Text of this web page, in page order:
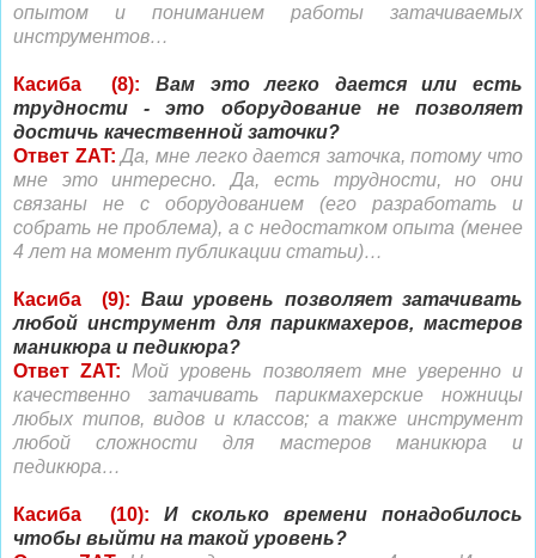
опытом и пониманием работы затачиваемых
инструментов…
Касиба (8):
Вам это легко дается или есть
трудности - это оборудование не позволяет
достичь качественной заточки?
Ответ ZAT: Да, мне легко дается заточка, потому что
мне это интересно. Да, есть трудности, но они
связаны не с оборудованием (его разработать и
собрать не проблема), а с недостатком опыта (менее
4 лет на момент публикации статьи)…
Касиба (9): Ваш уровень позволяет затачивать
любой инструмент для парикмахеров, мастеров
маникюра и педикюра?
Ответ ZAT:
Мой уровень позволяет мне уверенно и
качественно затачивать парикмахерские ножницы
любых типов, видов и классов; а также инструмент
любой сложности для мастеров маникюра и
педикюра…
Касиба (10):
И сколько времени понадобилось
чтобы выйти на такой уровень?